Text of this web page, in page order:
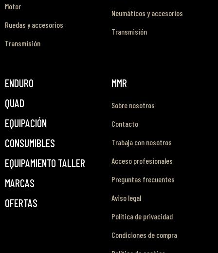
Motor
Ruedas y accesorios
Transmisión
Neumáticos y accesorios
Transmisión
ENDURO
QUAD
EQUIPACIÓN
CONSUMIBLES
EQUIPAMIENTO TALLER
MARCAS
OFERTAS
MMR
Sobre nosotros
Contacto
Trabaja con nosotros
Acceso profesionales
Preguntas frecuentes
Aviso legal
Política de privacidad
Condiciones de compra